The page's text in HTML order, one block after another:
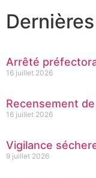
Arrêté
16 juillet 2026
Recensement
16 juillet 2026
Vigilance
9 juillet 2026